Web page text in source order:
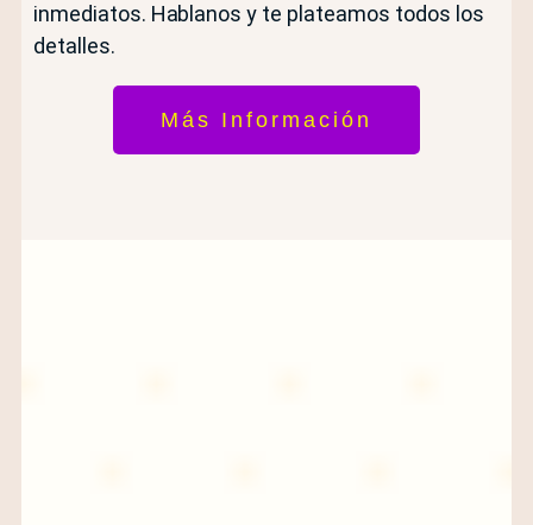
inmediatos. Hablanos y te plateamos todos los
detalles.
Más Información